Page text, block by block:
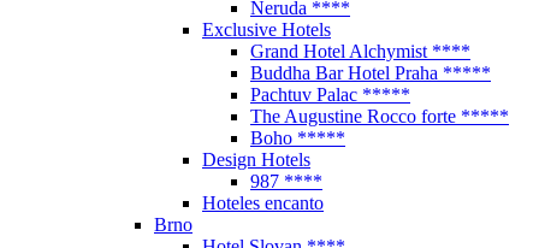
Neruda ****
Exclusive Hotels
Grand Hotel Alchymist ****
Buddha Bar Hotel Praha *****
Pachtuv Palac *****
The Augustine Rocco forte *****
Boho *****
Design Hotels
987 ****
Hoteles encanto
Brno